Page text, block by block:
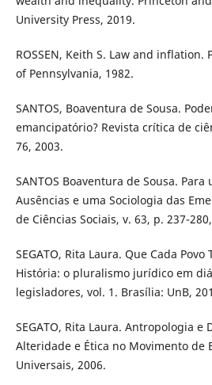
University Press, 2019.
ROSSEN, Keith S. Law and
of Pennsylvania, 1982.
SANTOS, Boaventura de Sousa.
emancipatório? Revista crítica de
76, 2003.
SANTOS Boaventura de Sousa. Para
Ausências e uma Sociologia das
de Ciências Sociais, v. 63, p. 237-
SEGATO, Rita Laura. Que Cada Povo
História: o pluralismo jurídico em
legisladores, vol. 1. Brasília: UnB,
SEGATO, Rita Laura. Antropologia e
Alteridade e Ética no Movimento de
Universais, 2006.